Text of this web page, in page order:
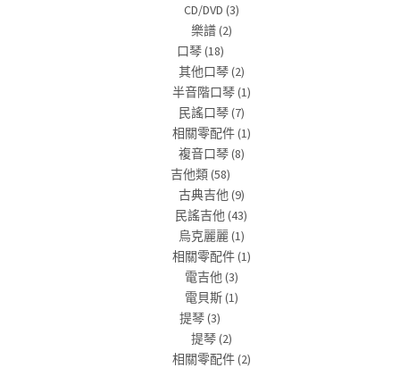
CD/DVD (3)
樂譜(2)
口琴(18)
其他口琴(2)
半音階口琴(1)
民謠口琴(7)
相關零配件(1)
複音口琴(8)
吉他類(58)
古典吉他(9)
民謠吉他(43)
烏克麗麗 (1)
相關零配件(1)
電吉他(3)
電貝斯(1)
提琴(3)
提琴(2)
相關零配件(2)